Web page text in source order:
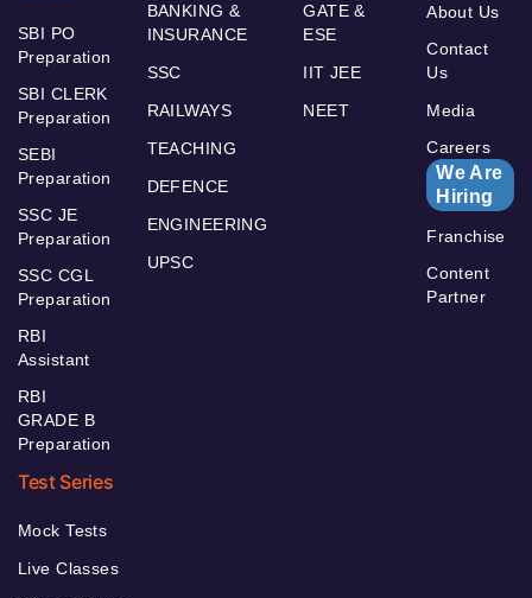
SBI PO
Preparation
SBI CLERK
Preparation
SEBI
Preparation
SSC JE
Preparation
SSC CGL
Preparation
RBI
Assistant
RBI
GRADE B
Preparation
BANKING &
INSURANCE
SSC
RAILWAYS
TEACHING
DEFENCE
ENGINEERING
UPSC
GATE &
ESE
IIT JEE
NEET
About Us
Contact
Us
Media
Careers
We Are
Hiring
Franchise
Content
Partner
Test Series
Mock Tests
Live Classes